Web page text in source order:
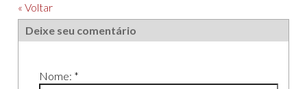
« Voltar
Deixe seu comentário
Nome: *